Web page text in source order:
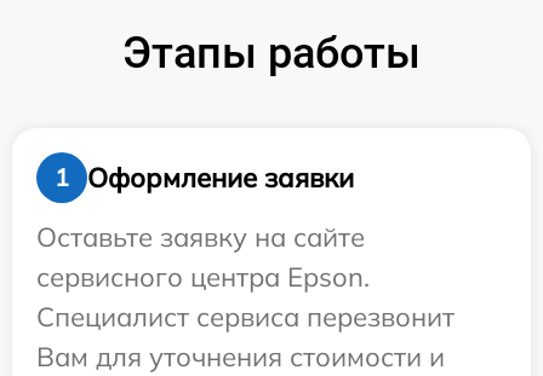
Этапы работы
1
Оформление заявки
Оставьте заявку на сайте
сервисного центра Epson.
Специалист сервиса перезвонит
Вам для уточнения стоимости и